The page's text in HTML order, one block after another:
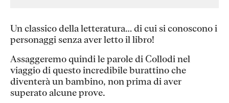
Un classico della letteratura… di cui si conoscono i
personaggi senza aver letto il libro!
Assaggeremo quindi le parole di Collodi nel
viaggio di questo incredibile burattino che
diventerà un bambino, non prima di aver
superato alcune prove.